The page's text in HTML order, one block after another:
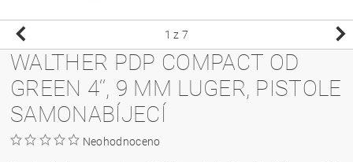
1 z 7
WALTHER PDP COMPACT OD
GREEN 4‘‘, 9 MM LUGER, PISTOLE
SAMONABÍJECÍ
Neohodnoceno